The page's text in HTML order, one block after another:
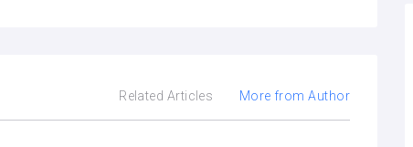
Related Articles More from Author